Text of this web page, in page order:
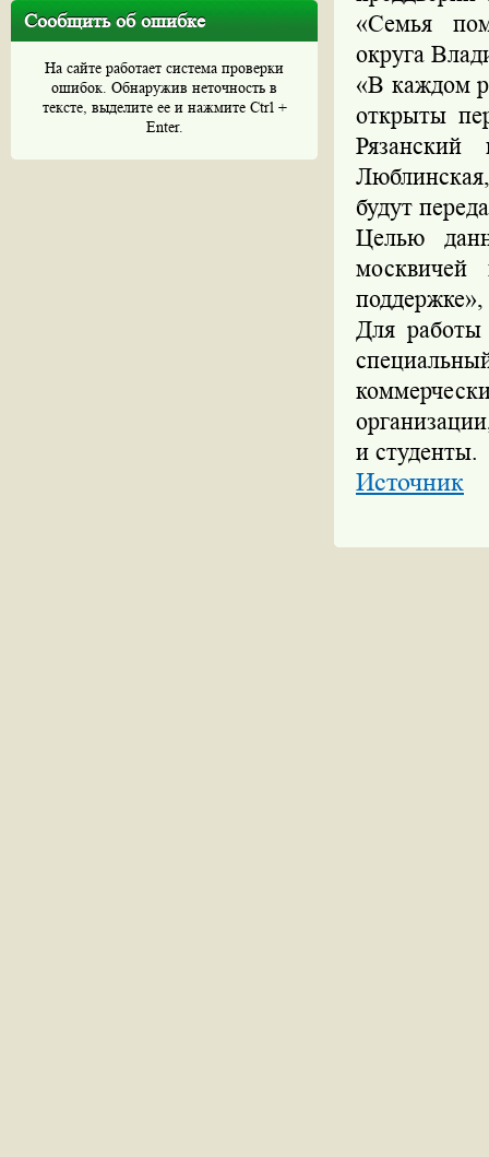
Сообщить об ошибке
На сайте работает система проверки
ошибок. Обнаружив неточность в
тексте, выделите ее и нажмите Ctrl +
Enter.
«Семья
округа
«В каждом
открыты
будут
Целью
Для
и студенты.
Источник